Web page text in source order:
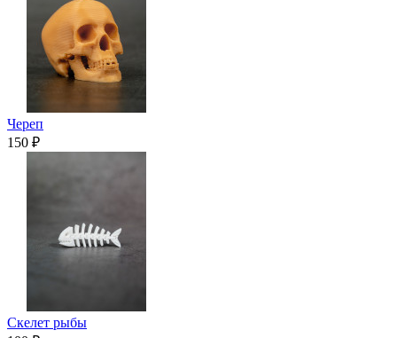
Череп
150 ₽
Скелет рыбы